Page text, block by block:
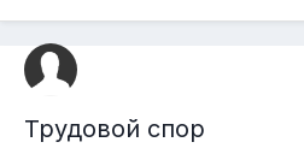
Трудовой спор